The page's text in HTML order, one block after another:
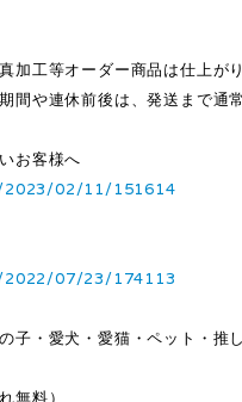
加工等オーダー商品は仕上が
や連休前後は、発送まで通
お客様へ
02/11/151614
07/23/174113
子・愛犬・愛猫・ペット・
無料）